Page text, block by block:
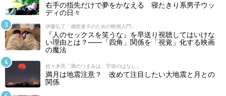
右手の指先だけで夢をかなえる 寝たきり系男子ウッ
ディの日々
伊藤弘了「感想迷子のための映画入門」
『人のセックスを笑うな』を早送り視聴してはいけな
い理由とは？――「四角」関係を「視覚」化する映画
の魔法
佐々木亮「酒のつまみは、宇宙のはなし」
満月は地震注意？ 改めて注目したい大地震と月との
関係